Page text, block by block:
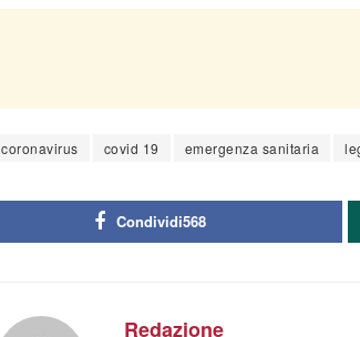
coronavirus covid 19 emergenza sanitaria
Condividi568
Redazione